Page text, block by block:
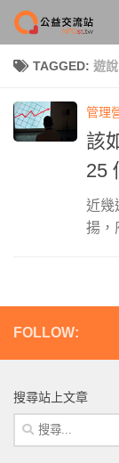
Skip to content
TAGGED: 遊說
管理
該
25
近幾
揚，
FOLLOW:
搜尋站上文章
搜
尋